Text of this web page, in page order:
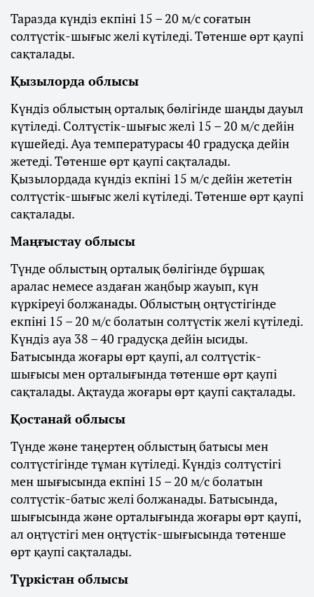
Таразда күндіз екпіні 15 – 20 м/с соғатын
солтүстік-шығыс желі күтіледі. Төтенше өрт қаупі
сақталады.
Қызылорда облысы
Күндіз облыстың орталық бөлігінде шаңды дауыл
күтіледі. Солтүстік-шығыс желі 15 – 20 м/с дейін
күшейеді. Ауа температурасы 40 градусқа дейін
жетеді. Төтенше өрт қаупі сақталады.
Қызылордада күндіз екпіні 15 м/с дейін жететін
солтүстік-шығыс желі күтіледі. Төтенше өрт қаупі
сақталады.
Маңғыстау облысы
Түнде облыстың орталық бөлігінде бұршақ
аралас немесе аздаған жаңбыр жауып, күн
күркіреуі болжанады. Облыстың оңтүстігінде
екпіні 15 – 20 м/с болатын солтүстік желі күтіледі.
Күндіз ауа 38 – 40 градусқа дейін ысиды.
Батысында жоғары өрт қаупі, ал солтүстік-
шығысы мен орталығында төтенше өрт қаупі
сақталады. Ақтауда жоғары өрт қаупі сақталады.
Қостанай облысы
Түнде және таңертең облыстың батысы мен
солтүстігінде тұман күтіледі. Күндіз солтүстігі
мен шығысында екпіні 15 – 20 м/с болатын
солтүстік-батыс желі болжанады. Батысында,
шығысында және орталығында жоғары өрт қаупі,
ал оңтүстігі мен оңтүстік-шығысында төтенше
өрт қаупі сақталады.
Түркістан облысы